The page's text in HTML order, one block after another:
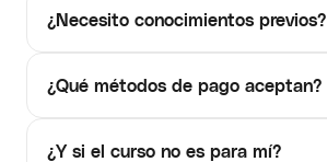
¿Necesito conocimientos previos?
¿Qué métodos de pago aceptan?
¿Y si el curso no es para mí?